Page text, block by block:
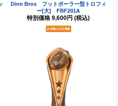
Dinn Bros フットボーラー型トロフィ
ー[大] FBF201A
特別価格 9,600円 (税込)